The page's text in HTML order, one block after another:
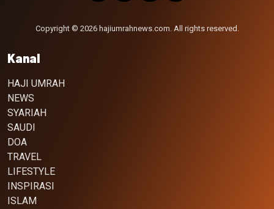
Copyright © 2026 hajiumrahnews.com. All rights reserved.
Kanal
HAJI UMRAH
NEWS
SYARIAH
SAUDI
DOA
TRAVEL
LIFESTYLE
INSPIRASI
ISLAM